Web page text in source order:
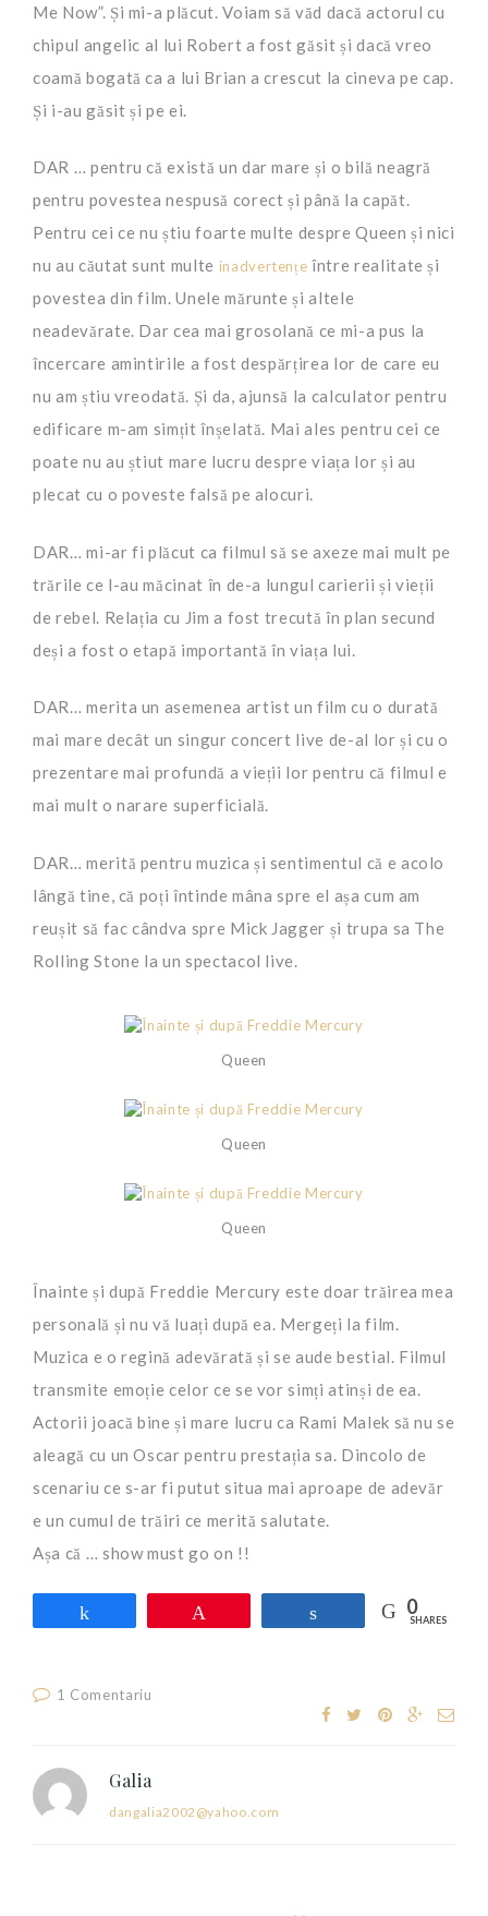
Me Now”. Și mi-a plăcut. Voiam să văd dacă actorul cu
chipul angelic al lui Robert a fost găsit și dacă vreo
coamă bogată ca a lui Brian a crescut la cineva pe cap.
Și i-au găsit și pe ei.
DAR … pentru că există un dar mare și o bilă neagră
pentru povestea nespusă corect și până la capăt.
Pentru cei ce nu știu foarte multe despre Queen și nici
nu au căutat sunt multe inadvertențe între realitate și
povestea din film. Unele mărunte și altele
neadevărate. Dar cea mai grosolană ce mi-a pus la
încercare amintirile a fost despărțirea lor de care eu
nu am știu vreodată. Și da, ajunsă la calculator pentru
edificare m-am simțit înșelată. Mai ales pentru cei ce
poate nu au știut mare lucru despre viața lor și au
plecat cu o poveste falsă pe alocuri.
DAR… mi-ar fi plăcut ca filmul să se axeze mai mult pe
trările ce l-au măcinat în de-a lungul carierii și vieții
de rebel. Relația cu Jim a fost trecută în plan secund
deși a fost o etapă importantă în viața lui.
DAR… merita un asemenea artist un film cu o durată
mai mare decât un singur concert live de-al lor și cu o
prezentare mai profundă a vieții lor pentru că filmul e
mai mult o narare superficială.
DAR… merită pentru muzica și sentimentul că e acolo
lângă tine, că poți întinde mâna spre el așa cum am
reușit să fac cândva spre Mick Jagger și trupa sa The
Rolling Stone la un spectacol live.
Queen
Queen
Queen
Înainte și după Freddie Mercury este doar trăirea mea
personală și nu vă luați după ea. Mergeți la film.
Muzica e o regină adevărată și se aude bestial. Filmul
transmite emoție celor ce se vor simți atinși de ea.
Actorii joacă bine și mare lucru ca Rami Malek să nu se
aleagă cu un Oscar pentru prestația sa. Dincolo de
scenariu ce s-ar fi putut situa mai aproape de adevăr
e un cumul de trăiri ce merită salutate.
Așa că … show must go on !!
0
SHARES
1 Comentariu
Galia
dangalia2002@yahoo.com